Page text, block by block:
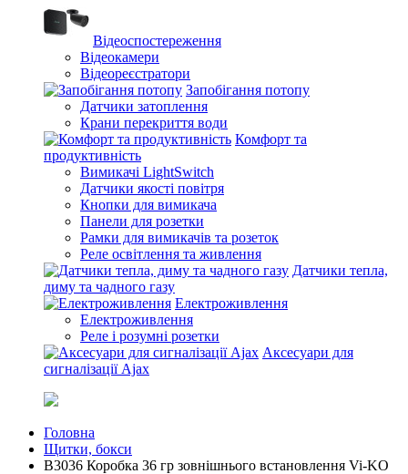
Відеоспостереження
Відеокамери
Відеореєстратори
Запобігання потопу
Датчики затоплення
Крани перекриття води
Комфорт та
продуктивність
Вимикачі LightSwitch
Датчики якості повітря
Кнопки для вимикача
Панели для розетки
Рамки для вимикачів та розеток
Реле освітлення та живлення
Датчики тепла,
диму та чадного газу
Електроживлення
Електроживлення
Реле і розумні розетки
Аксесуари для
сигналізації Ajax
Головна
Щитки, бокси
В3036 Коробка 36 гр зовнішнього встановлення Vi-KO